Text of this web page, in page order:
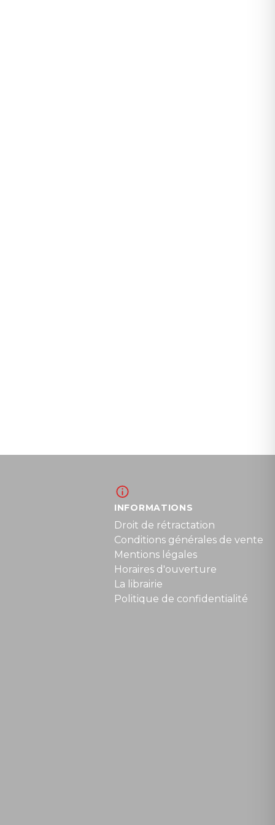
INFORMATIONS
Droit de rétractation
Conditions générales de vente
Mentions légales
Horaires d'ouverture
La librairie
Politique de confidentialité